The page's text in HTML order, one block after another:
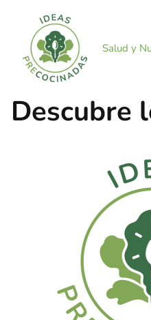
contenido
Salud y
Descubre